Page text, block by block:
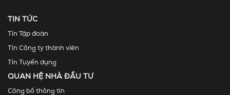
TIN TỨC
Tin Tập đoàn
Tin Công ty thành viên
Tin Tuyển dụng
QUAN HỆ NHÀ ĐẦU TƯ
Công bố thông tin